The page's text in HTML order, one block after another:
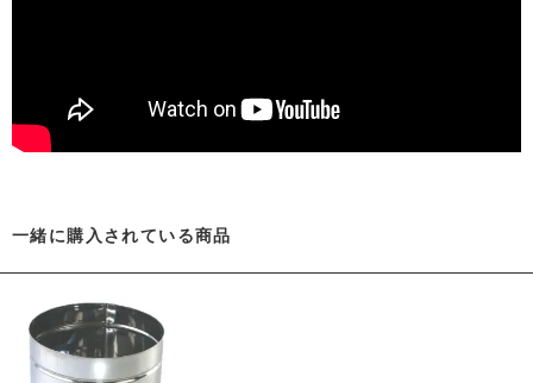
一緒に購入されている商品